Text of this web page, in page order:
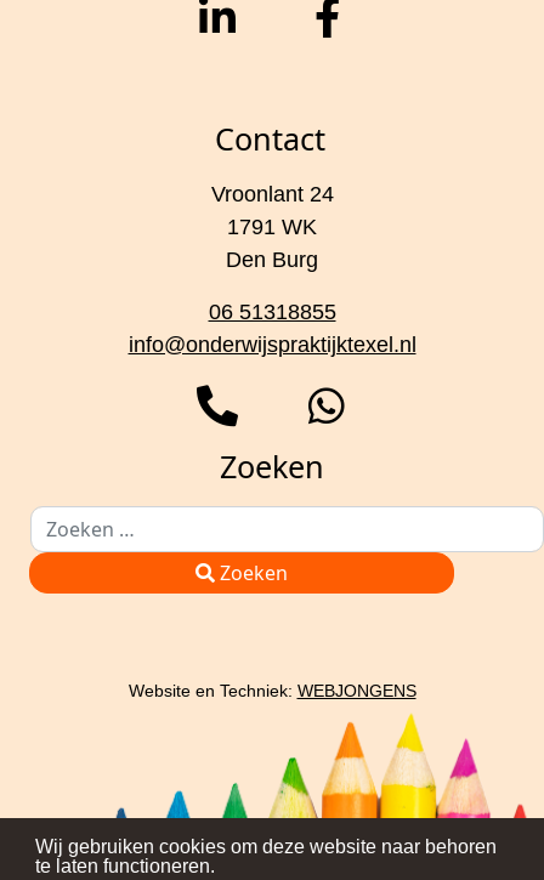
Wij gebruiken cookies om deze website naar behoren
te laten functioneren.
Contact
Vroonlant 24
1791 WK
Den Burg
06 51318855
info@onderwijspraktijktexel.nl
Zoeken
Zoeken
Type 2 or more characters for results.
Zoeken
Website en Techniek: WEBJONGENS